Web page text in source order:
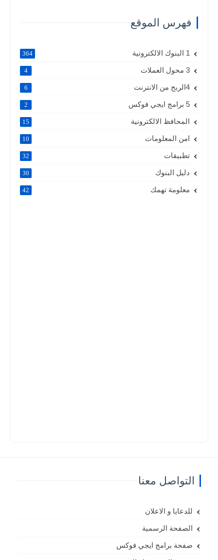
فهرس الموقع
1 البنوك الالكترونية 364
3 محول العملات 4
4الربح من الانترنت 6
5 برامج ايجي فوكس 2
المحافظ الالكترونية 15
امن المعلومات 10
تطبيقات 32
دليل البنوك 30
معلومة تهمك 42
التواصل معنا
للدعايا و الاعلان
الصفحة الرسمية
صفحة برامج ايجي فوكس